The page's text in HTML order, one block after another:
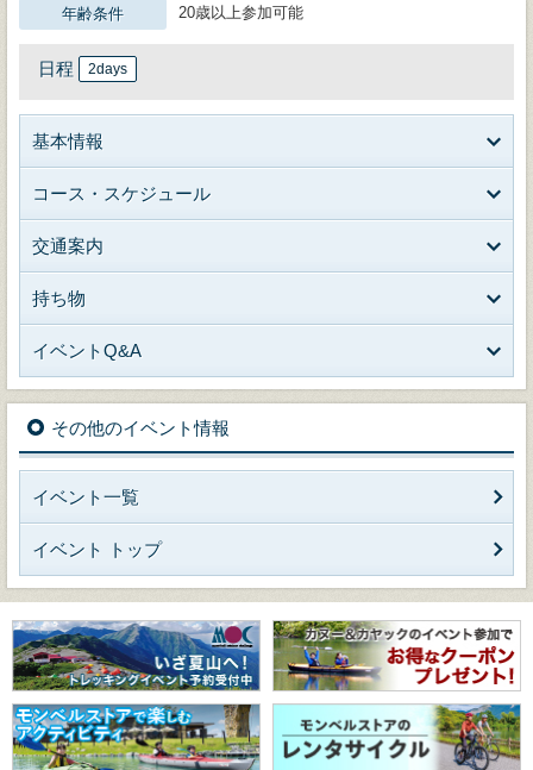
年齢条件 20歳以上参加可能
日程 2days
基本情報
コース・スケジュール
交通案内
持ち物
イベントQ&A
その他のイベント情報
イベント一覧
イベント トップ